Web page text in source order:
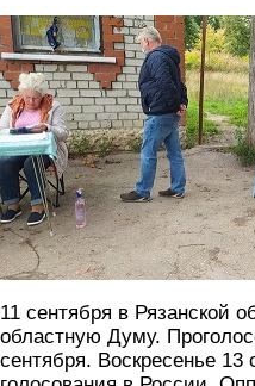
2.jpg
11 сентября в Рязанской
областную Думу.
сентября. Воскресенье